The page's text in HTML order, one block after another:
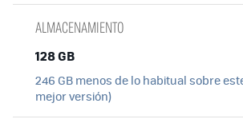
ALMACENAMIENTO
128 GB
246 GB menos de lo habitual sobre
mejor versión)